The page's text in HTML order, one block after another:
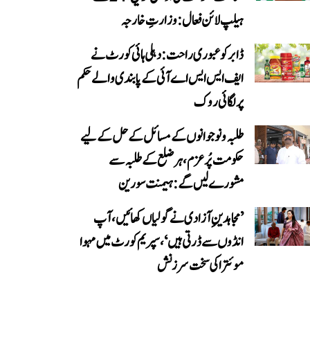
ہیلپ لائن فعال: وزارتِ خارجہ
ڈابر کو عبوری راحت: دہلی ہائی کورٹ نے
ایف ایس ایس اے آئی کے پابندی والے حکم
پر لگائی روک
طلبہ و نوجوانوں کے مسائل کے حل کے لیے
حکومت پُرعزم، ہر ضلع کے طلبہ سے
مشورے لیں گے: ہیمنت سورین
’مجاہدینِ آزادی نے گولیاں کھائیں، آپ
انڈوں سے ڈرتی ہیں‘، سپریم کورٹ میں مہوا
موئترا کی سخت سرزنش